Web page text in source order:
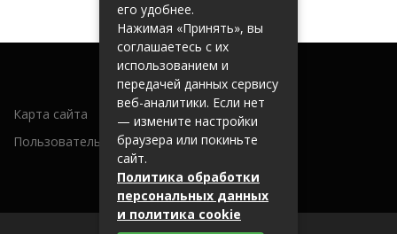
Карта сайта
Пользовательское соглашение
его удобнее.
Нажимая «Принять», вы
соглашаетесь с их
использованием и
передачей данных сервису
веб-аналитики. Если нет
— измените настройки
браузера или покиньте
сайт.
Политика обработки
персональных данных
и политика cookie